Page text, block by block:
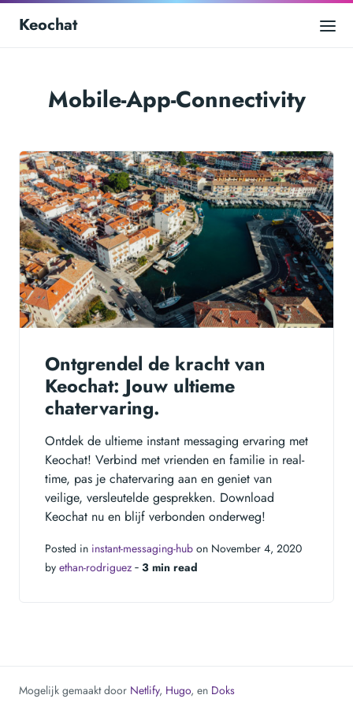
Keochat
Mobile-App-Connectivity
Ontgrendel de kracht van
Keochat: Jouw ultieme
chatervaring.
Ontdek de ultieme instant messaging ervaring met
Keochat! Verbind met vrienden en familie in real-
time, pas je chatervaring aan en geniet van
veilige, versleutelde gesprekken. Download
Keochat nu en blijf verbonden onderweg!
Posted in instant-messaging-hub on November 4, 2020
by ethan-rodriguez ‐ 3 min read
Mogelijk gemaakt door Netlify, Hugo, en Doks